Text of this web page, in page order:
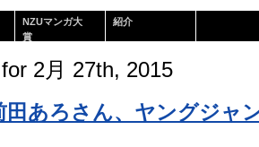
NZUマンガ大
賞
紹介
2月 27th, 2015
田あろさん、ヤングジャ